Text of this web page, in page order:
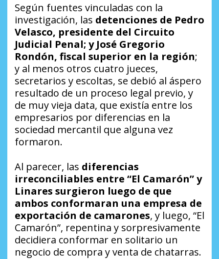
Según fuentes vinculadas con la
investigación, las detenciones de Pedro
Velasco, presidente del Circuito
Judicial Penal; y José Gregorio
Rondón, fiscal superior en la región;
y al menos otros cuatro jueces,
secretarios y escoltas, se debió al áspero
resultado de un proceso legal previo, y
de muy vieja data, que existía entre los
empresarios por diferencias en la
sociedad mercantil que alguna vez
formaron.
Al parecer, las diferencias
irreconciliables entre “El Camarón” y
Linares surgieron luego de que
ambos conformaran una empresa de
exportación de camarones, y luego, “El
Camarón”, repentina y sorpresivamente
decidiera conformar en solitario un
negocio de compra y venta de chatarras.